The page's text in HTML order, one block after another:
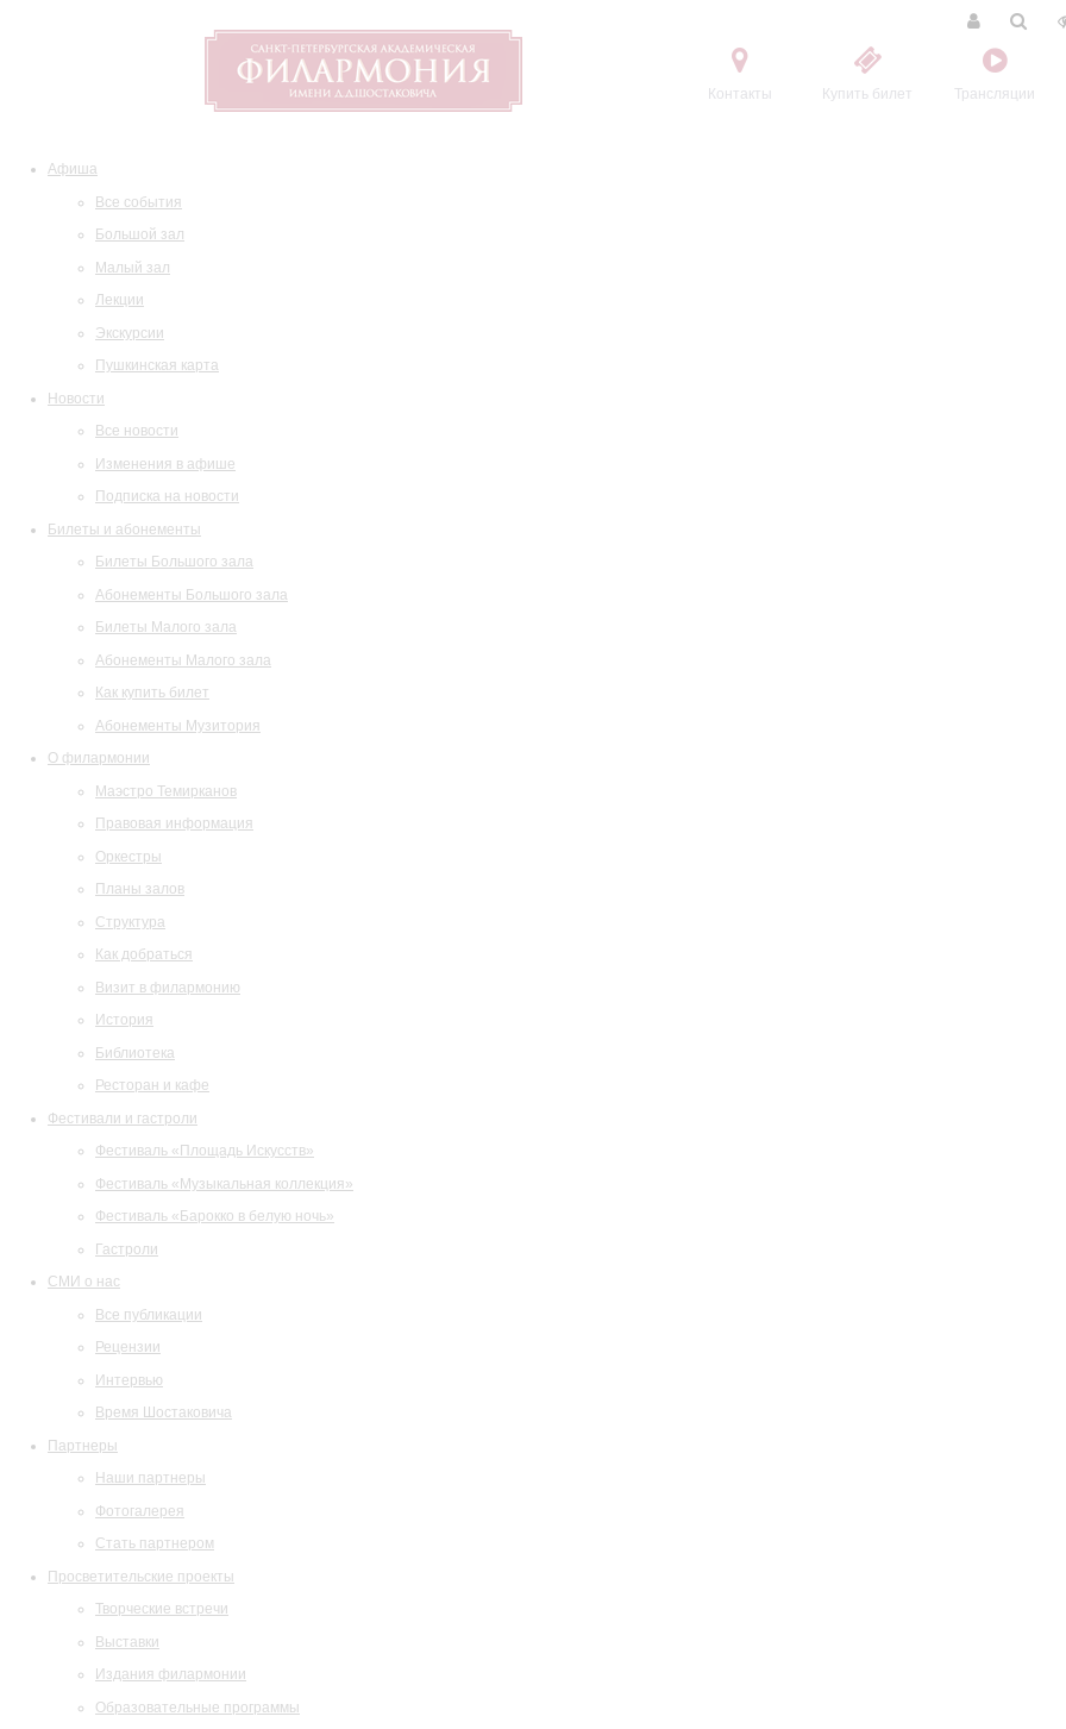
Контакты Купить билет Трансляции
Афиша
Все события
Большой зал
Малый зал
Лекции
Экскурсии
Пушкинская карта
Новости
Все новости
Изменения в афише
Подписка на новости
Билеты и абонементы
Билеты Большого зала
Абонементы Большого зала
Билеты Малого зала
Абонементы Малого зала
Как купить билет
Абонементы Музитория
О филармонии
Маэстро Темирканов
Правовая информация
Оркестры
Планы залов
Структура
Как добраться
Визит в филармонию
История
Библиотека
Ресторан и кафе
Фестивали и гастроли
Фестиваль «Площадь Искусств»
Фестиваль «Музыкальная коллекция»
Фестиваль «Барокко в белую ночь»
Гастроли
СМИ о нас
Все публикации
Рецензии
Интервью
Время Шостаковича
Партнеры
Наши партнеры
Фотогалерея
Стать партнером
Просветительские проекты
Творческие встречи
Выставки
Издания филармонии
Образовательные программы